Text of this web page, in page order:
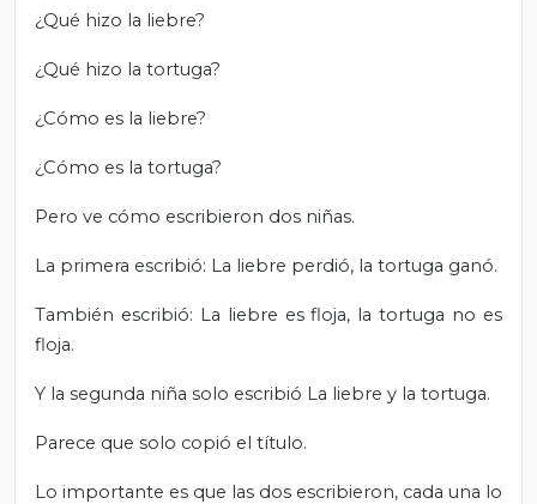
¿Qué hizo la liebre?
¿Qué hizo la tortuga?
¿Cómo es la liebre?
¿Cómo es la tortuga?
Pero ve cómo escribieron dos niñas.
La primera escribió: La liebre perdió, la tortuga ganó.
También escribió: La liebre es floja, la tortuga no es
floja.
Y la segunda niña solo escribió La liebre y la tortuga.
Parece que solo copió el título.
Lo importante es que las dos escribieron, cada una lo